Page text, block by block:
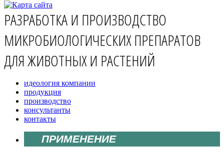
РАЗРАБОТКА И ПРОИЗВОДСТВО
МИКРОБИОЛОГИЧЕСКИХ ПРЕПАРАТОВ
ДЛЯ ЖИВОТНЫХ И РАСТЕНИЙ
идеология компании
продукция
производство
консультанты
контакты
ПРИМЕНЕНИЕ